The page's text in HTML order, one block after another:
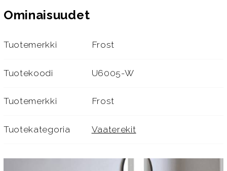
Ominaisuudet
Tuotemerkki Frost
Tuotekoodi U6005-W
Tuotemerkki Frost
Tuotekategoria Vaaterekit